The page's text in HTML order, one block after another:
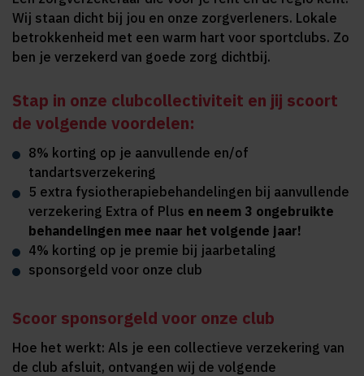
Wij staan dicht bij jou en onze zorgverleners. Lokale
betrokkenheid met een warm hart voor sportclubs. Zo
ben je verzekerd van goede zorg dichtbij.
Stap in onze clubcollectiviteit en jij scoort
de volgende voordelen:
8% korting op je aanvullende en/of
tandartsverzekering
5 extra fysiotherapiebehandelingen bij aanvullende
verzekering Extra of Plus en neem 3 ongebruikte
behandelingen mee naar het volgende jaar!
4% korting op je premie bij jaarbetaling
sponsorgeld voor onze club
Scoor sponsorgeld voor onze club
Hoe het werkt: Als je een collectieve verzekering van
de club afsluit, ontvangen wij de volgende